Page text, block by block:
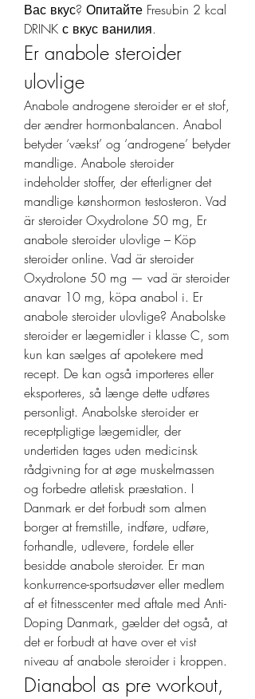
Вас вкус? Опитайте Fresubin 2 kcal
DRINK с вкус ванилия.
Er anabole steroider
ulovlige
Anabole androgene steroider er et stof,
der ændrer hormonbalancen. Anabol
betyder ‘vækst’ og ‘androgene’ betyder
mandlige. Anabole steroider
indeholder stoffer, der efterligner det
mandlige kønshormon testosteron. Vad
är steroider Oxydrolone 50 mg, Er
anabole steroider ulovlige – Köp
steroider online. Vad är steroider
Oxydrolone 50 mg — vad är steroider
anavar 10 mg, köpa anabol i. Er
anabole steroider ulovlige? Anabolske
steroider er lægemidler i klasse C, som
kun kan sælges af apotekere med
recept. De kan også importeres eller
eksporteres, så længe dette udføres
personligt. Anabolske steroider er
receptpligtige lægemidler, der
undertiden tages uden medicinsk
rådgivning for at øge muskelmassen
og forbedre atletisk præstation. I
Danmark er det forbudt som almen
borger at fremstille, indføre, udføre,
forhandle, udlevere, fordele eller
besidde anabole steroider. Er man
konkurrence-sportsudøver eller medlem
af et fitnesscenter med aftale med Anti-
Doping Danmark, gælder det også, at
det er forbudt at have over et vist
niveau af anabole steroider i kroppen.
Dianabol as pre workout,